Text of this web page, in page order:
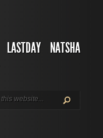
LASTDAY
NATSHA